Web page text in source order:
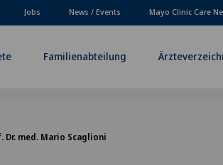
Jobs News / Events Mayo Clinic Care
Familienabteilung
Dr. med. Mario Scaglioni